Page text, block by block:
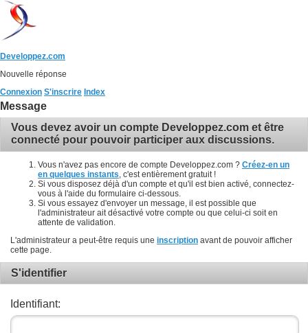
Developpez.com
Nouvelle réponse
Connexion S'inscrire Index
Message
Vous devez avoir un compte Developpez.com et être
connecté pour pouvoir participer aux discussions.
Vous n'avez pas encore de compte Developpez.com ? Créez-en un
en quelques instants , c'est entièrement gratuit !
Si vous disposez déjà d'un compte et qu'il est bien activé, connectez-
vous à l'aide du formulaire ci-dessous.
Si vous essayez d'envoyer un message, il est possible que
l'administrateur ait désactivé votre compte ou que celui-ci soit en
attente de validation.
L'administrateur a peut-être requis une inscription avant de pouvoir afficher
cette page.
S'identifier
Identifiant: